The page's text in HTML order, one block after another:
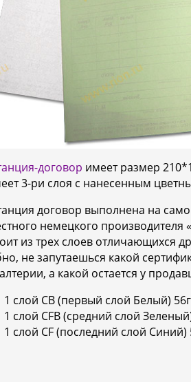
договор имеет размер
3-ри слоя с нанесенным
договор выполнена на
немецкого производителя
из трех слоев отличающихся
не запутаешься какой
а какой остается у
1 слой CB (первый слой Белый)
1 слой CFB (средний слой
1 слой CF (последний слой Синий)